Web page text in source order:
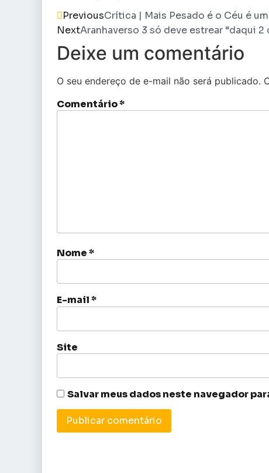
PreviousCrítica | Mais Pesado é o Céu é
NextAranhaverso 3 só deve estrear “daqui 2
Deixe um comentário
O seu endereço de e-mail não será publicado.
Comentário*
Nome*
E-mail*
Site
Salvar meus dados neste navegador